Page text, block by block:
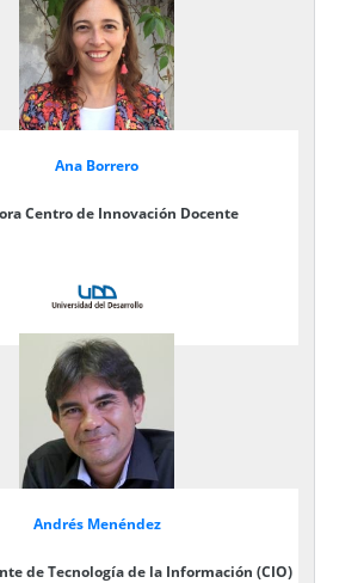
Ana Borrero
Centro de Innovación Docente
Andrés Menéndez
de Tecnología de la Información (CIO)